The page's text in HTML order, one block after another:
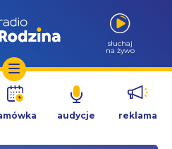
słuchaj
na żywo
audycje reklama